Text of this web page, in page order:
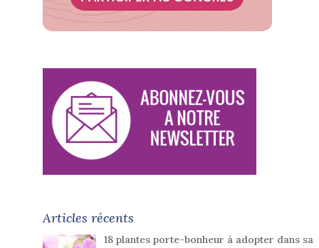
Articles récents
18 plantes porte-bonheur à adopter dans sa